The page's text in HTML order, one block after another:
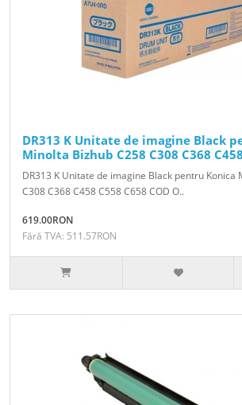
DR313 K Unitate de imagine Black
Minolta Bizhub C258 C308 C368
DR313 K Unitate de imagine Black pentru Konica
C308 C368 C458 C558 C658 COD O..
619.00RON
Fără TVA: 511.57RON